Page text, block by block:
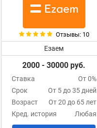
Отзывы: 10
Езаем
2000 - 30000 руб.
Ставка
От 0%
Срок
От 5 до 35 дней
Возраст
От 20 до 65 лет
Кред. история
Любая